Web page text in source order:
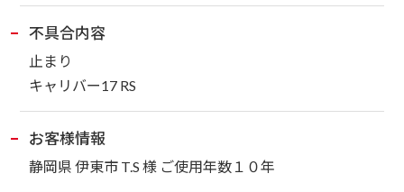
不具合内容
止まり
キャリバー17 RS
お客様情報
静岡県 伊東市 T.S 様 ご使用年数１０年